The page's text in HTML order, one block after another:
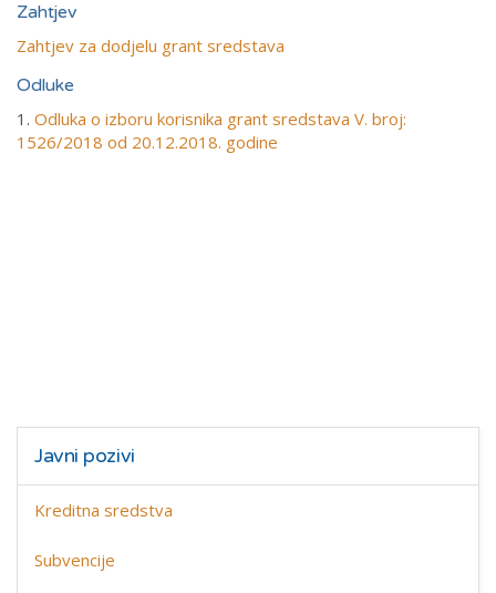
Zahtjev
Zahtjev za dodjelu grant sredstava
Odluke
1. Odluka o izboru korisnika grant sredstava V. broj:
1526/2018 od 20.12.2018. godine
Javni pozivi
Kreditna sredstva
Subvencije